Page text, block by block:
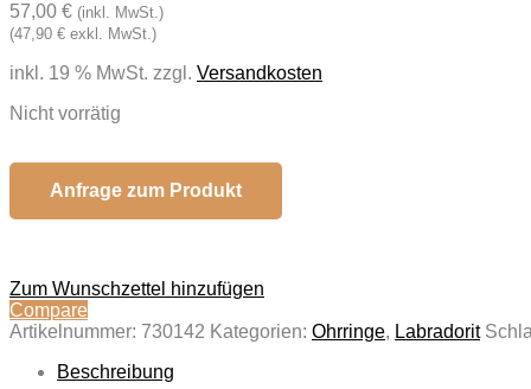
57,00 € (inkl. MwSt.)
(47,90 € exkl. MwSt.)
inkl. 19 % MwSt. zzgl. Versandkosten
Nicht vorrätig
Anfrage zum Produkt
Zum Wunschzettel hinzufügen
Compare
Artikelnummer: 730142 Kategorien: Ohrringe, Labradorit
Beschreibung